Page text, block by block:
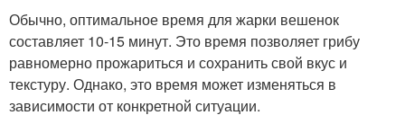
Обычно, оптимальное время для жарки вешенок
составляет 10-15 минут. Это время позволяет грибу
равномерно прожариться и сохранить свой вкус и
текстуру. Однако, это время может изменяться в
зависимости от конкретной ситуации.